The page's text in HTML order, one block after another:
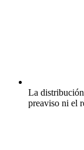
La
preaviso ni el